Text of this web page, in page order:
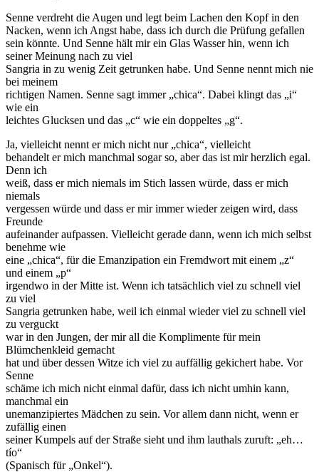
Senne verdreht die Augen und legt beim Lachen den Kopf in den
Nacken, wenn ich Angst habe, dass ich durch die Prüfung gefallen
sein könnte. Und Senne hält mir ein Glas Wasser hin, wenn ich
seiner Meinung nach zu viel
Sangria in zu wenig Zeit getrunken habe. Und Senne nennt mich nie
bei meinem
richtigen Namen. Senne sagt immer „chica“. Dabei klingt das „i“
wie ein
leichtes Glucksen und das „c“ wie ein doppeltes „g“.
Ja, vielleicht nennt er mich nicht nur „chica“, vielleicht
behandelt er mich manchmal sogar so, aber das ist mir herzlich egal.
Denn ich
weiß, dass er mich niemals im Stich lassen würde, dass er mich
niemals
vergessen würde und dass er mir immer wieder zeigen wird, dass
Freunde
aufeinander aufpassen. Vielleicht gerade dann, wenn ich mich selbst
benehme wie
eine „chica“, für die Emanzipation ein Fremdwort mit einem „z“
und einem „p“
irgendwo in der Mitte ist. Wenn ich tatsächlich viel zu schnell viel
zu viel
Sangria getrunken habe, weil ich einmal wieder viel zu schnell viel
zu verguckt
war in den Jungen, der mir all die Komplimente für mein
Blümchenkleid gemacht
hat und über dessen Witze ich viel zu auffällig gekichert habe. Vor
Senne
schäme ich mich nicht einmal dafür, dass ich nicht umhin kann,
manchmal ein
unemanzipiertes Mädchen zu sein. Vor allem dann nicht, wenn er
zufällig einen
seiner Kumpels auf der Straße sieht und ihm lauthals zuruft: „eh…
tío“
(Spanisch für „Onkel“).